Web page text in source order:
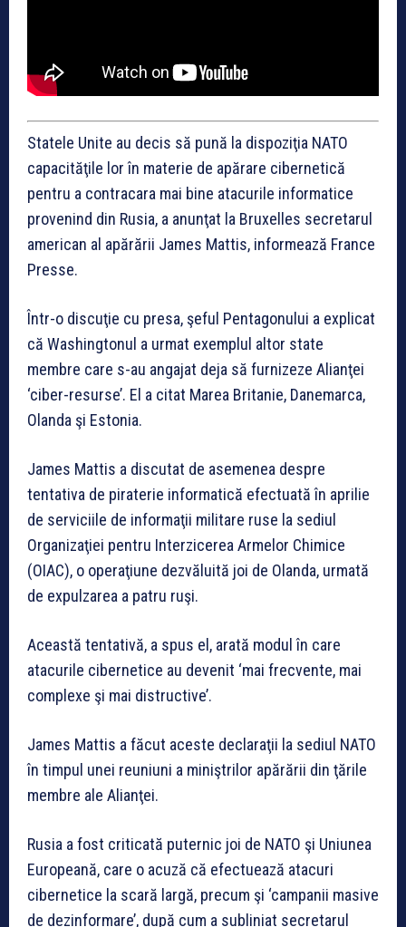
Statele Unite au decis să pună la dispoziţia NATO
capacităţile lor în materie de apărare cibernetică
pentru a contracara mai bine atacurile informatice
provenind din Rusia, a anunţat la Bruxelles secretarul
american al apărării James Mattis, informează France
Presse.
Într-o discuţie cu presa, şeful Pentagonului a explicat
că Washingtonul a urmat exemplul altor state
membre care s-au angajat deja să furnizeze Alianţei
‘ciber-resurse’. El a citat Marea Britanie, Danemarca,
Olanda şi Estonia.
James Mattis a discutat de asemenea despre
tentativa de piraterie informatică efectuată în aprilie
de serviciile de informaţii militare ruse la sediul
Organizaţiei pentru Interzicerea Armelor Chimice
(OIAC), o operaţiune dezvăluită joi de Olanda, urmată
de expulzarea a patru ruşi.
Această tentativă, a spus el, arată modul în care
atacurile cibernetice au devenit ‘mai frecvente, mai
complexe şi mai distructive’.
James Mattis a făcut aceste declaraţii la sediul NATO
în timpul unei reuniuni a miniştrilor apărării din ţările
membre ale Alianţei.
Rusia a fost criticată puternic joi de NATO şi Uniunea
Europeană, care o acuză că efectuează atacuri
cibernetice la scară largă, precum şi ‘campanii masive
de dezinformare’, după cum a subliniat secretarul